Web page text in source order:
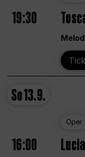
19:30
So13.9.
Oper
16:00